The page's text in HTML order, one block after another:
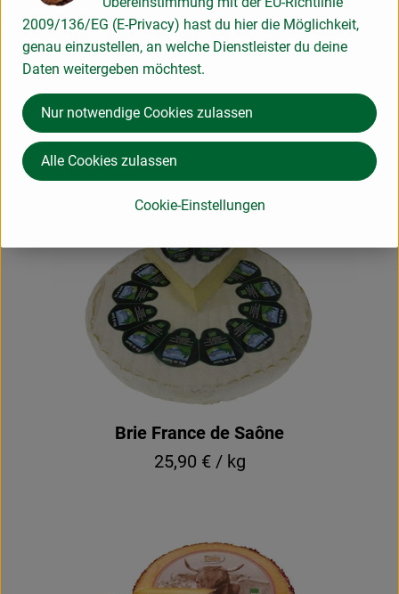
Schlemmertüte
KW 02 vom 05.01. bis 10.01.2026
Brie France de Saône
25,90 € / kg
2009/136/EG (E-Privacy) hast du hier die Möglichkeit,
genau einzustellen, an welche Dienstleister du deine
Daten weitergeben möchtest.
Cookie-Einstellungen
Nur notwendige Cookies zulassen
Alle Cookies zulassen